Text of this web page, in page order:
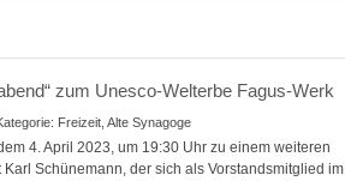
zum Unesco-Welterbe Fagus-Werk
Freizeit, Alte Synagoge
4. April 2023, um 19:30 Uhr zu einem weiteren
Schünemann, der sich als Vorstandsmitglied im